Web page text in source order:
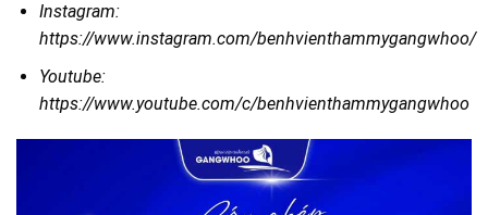
Instagram:
https://www.instagram.com/benhvienthammygangwhoo/
Youtube:
https://www.youtube.com/c/benhvienthammygangwhoo